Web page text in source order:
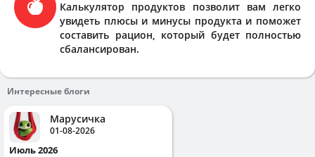
Калькулятор продуктов позволит вам легко
увидеть плюсы и минусы продукта и поможет
составить рацион, который будет полностью
сбалансирован.
Интересные блоги
Марусичка
01-08-2026
Июль 2026